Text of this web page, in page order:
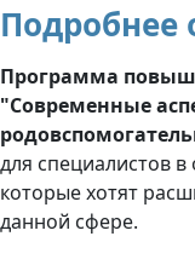
Подробнее
Программа
"Современные
для специалистов
которые хотят
данной сфере.